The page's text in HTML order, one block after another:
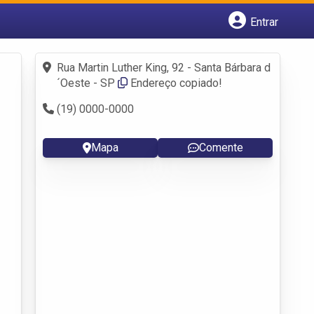
Entrar
Fazer login
Criar conta
Rua Martin Luther King, 92 - Santa Bárbara d
´Oeste - SP
Endereço copiado!
(19) 0000-0000
Mapa Comente